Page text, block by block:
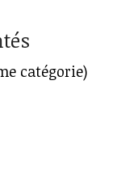
catégorie)